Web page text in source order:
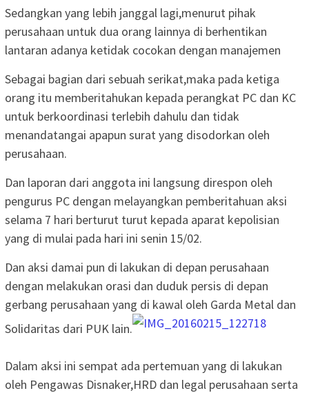
Sedangkan yang lebih janggal lagi,menurut pihak
perusahaan untuk dua orang lainnya di berhentikan
lantaran adanya ketidak cocokan dengan manajemen
Sebagai bagian dari sebuah serikat,maka pada ketiga
orang itu memberitahukan kepada perangkat PC dan KC
untuk berkoordinasi terlebih dahulu dan tidak
menandatangai apapun surat yang disodorkan oleh
perusahaan.
Dan laporan dari anggota ini langsung direspon oleh
pengurus PC dengan melayangkan pemberitahuan aksi
selama 7 hari berturut turut kepada aparat kepolisian
yang di mulai pada hari ini senin 15/02.
Dan aksi damai pun di lakukan di depan perusahaan
dengan melakukan orasi dan duduk persis di depan
gerbang perusahaan yang di kawal oleh Garda Metal dan
Solidaritas dari PUK lain.
Dalam aksi ini sempat ada pertemuan yang di lakukan
oleh Pengawas Disnaker,HRD dan legal perusahaan serta